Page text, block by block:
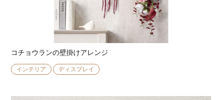
コチョウランの壁掛けアレンジ
インテリア ディスプレイ